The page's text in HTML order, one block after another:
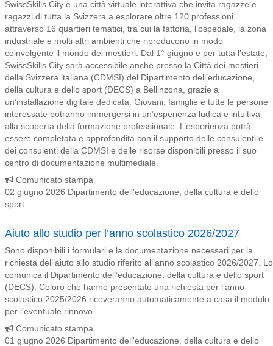
SwissSkills City è una città virtuale interattiva che invita ragazze e
ragazzi di tutta la Svizzera a esplorare oltre 120 professioni
attraverso 16 quartieri tematici, tra cui la fattoria, l’ospedale, la zona
industriale e molti altri ambienti che riproducono in modo
coinvolgente il mondo dei mestieri. Dal 1° giugno e per tutta l’estate,
SwissSkills City sarà accessibile anche presso la Città dei mestieri
della Svizzera italiana (CDMSI) del Dipartimento dell’educazione,
della cultura e dello sport (DECS) a Bellinzona, grazie a
un’installazione digitale dedicata. Giovani, famiglie e tutte le persone
interessate potranno immergersi in un’esperienza ludica e intuitiva
alla scoperta della formazione professionale. L’esperienza potrà
essere completata e approfondita con il supporto delle consulenti e
dei consulenti della CDMSI e delle risorse disponibili presso il suo
centro di documentazione multimediale.
Comunicato stampa
02 giugno 2026 Dipartimento dell'educazione, della cultura e dello
sport
Aiuto allo studio per l’anno scolastico 2026/2027
Sono disponibili i formulari e la documentazione necessari per la
richiesta dell’aiuto allo studio riferito all’anno scolastico 2026/2027. Lo
comunica il Dipartimento dell’educazione, della cultura e dello sport
(DECS). Coloro che hanno presentato una richiesta per l’anno
scolastico 2025/2026 riceveranno automaticamente a casa il modulo
per l’eventuale rinnovo.
Comunicato stampa
01 giugno 2026 Dipartimento dell'educazione, della cultura e dello